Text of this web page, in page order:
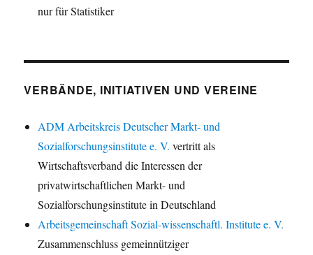
nur für Statistiker
VERBÄNDE, INITIATIVEN UND VEREINE
ADM Arbeitskreis Deutscher Markt- und
Sozialforschungsinstitute e. V. vertritt als
Wirtschaftsverband die Interessen der
privatwirtschaftlichen Markt- und
Sozialforschungsinstitute in Deutschland
Arbeitsgemeinschaft Sozial-wissenschaftl. Institute e. V.
Zusammenschluss gemeinnütziger